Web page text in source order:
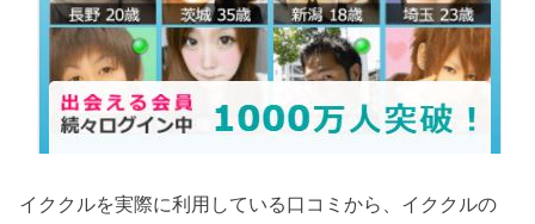
イククルを実際に利用している口コミから、イククルの